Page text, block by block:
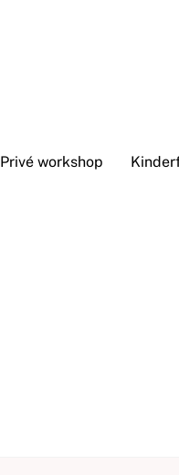
Privé workshop